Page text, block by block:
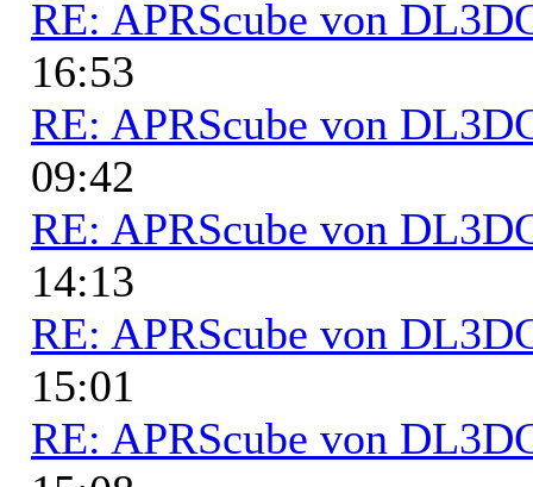
RE: APRScube von
16:53
RE: APRScube von
09:42
RE: APRScube von
14:13
RE: APRScube von
15:01
RE: APRScube von